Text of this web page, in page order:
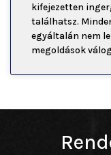
kifejezetten
találhatsz.
egyáltalán nem
megoldások